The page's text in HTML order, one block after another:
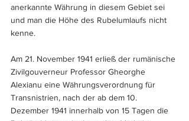
anerkannte Währung in diesem Gebiet sei
und man die Höhe des Rubelumlaufs nicht
kenne.
Am 21. November 1941 erließ der rumänische
Zivilgouverneur Professor Gheorghe
Alexianu eine Währungsverordnung für
Transnistrien, nach der ab dem 10.
Dezember 1941 innerhalb von 15 Tagen die